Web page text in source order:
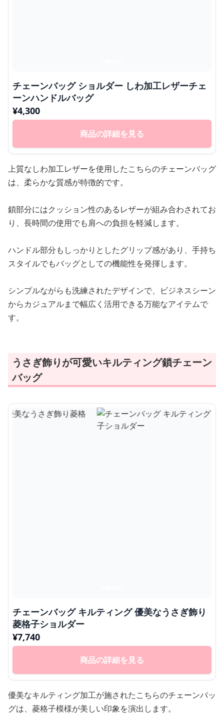
チェーンバッグ ショルダー しわ加工レザーチェ
ーンハンドルバッグ
¥4,300
商品の詳細を見る
上質なしわ加工レザーを使用したこちらのチェーンバッグ
は、柔らかな質感が特徴的です。
鎖部分にはクッション性のあるレザーが組み合わされてお
り、長時間の使用でも肩への負担を軽減します。
ハンドル部分もしっかりとしたグリップ感があり、手持ち
スタイルでもバッグとしての機能性を発揮します。
シンプルながらも洗練されたデザインで、ビジネスシーン
からカジュアルまで幅広く活用できる万能なアイテムで
す。
うさぎ飾りが可愛いキルティング鎖チェーン
バッグ
チェーンバッグ キルティング 優美なうさぎ飾り
菱格子ショルダー
¥7,740
商品の詳細を見る
優美なキルティング加工が施されたこちらのチェーンバッ
グは、菱格子模様が美しい印象を演出します。